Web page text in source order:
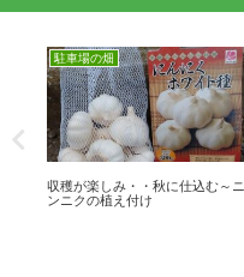
駐車場の畑
収穫が楽しみ・・秋に仕込む～ニ
ンニクの植え付け